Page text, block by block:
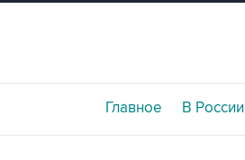
Главное В России